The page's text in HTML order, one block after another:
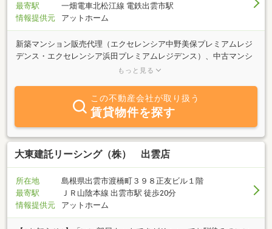
最寄駅
一畑電車北松江線 電鉄出雲市駅
情報提供元
アットホーム
新築マンション販売代理（エクセレンシア中野美保プレミアムレジ
デンス・エクセレンシア浜田プレミアムレジデンス）、中古マンシ
ョン、新築戸建て、不動産査定、土地、賃貸マンションなど、幅広
弊社は出雲の不動産会社にて1番のサービス等をご提供できるよう
に頑張っております。スタッフも30代、40代の経験豊富な男性、女
性スタッフでご対応致します。
もっと見る
この不動産会社が取り扱う
賃貸物件を探す
大東建託リーシング（株） 出雲店
所在地
島根県出雲市渡橋町３９８正友ビル１階
最寄駅
ＪＲ山陰本線 出雲市駅 徒歩20分
情報提供元
アットホーム